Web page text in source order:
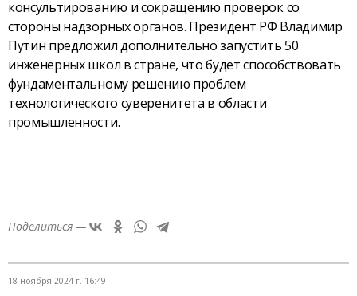
консультированию и сокращению проверок со
стороны надзорных органов. Президент РФ Владимир
Путин предложил дополнительно запустить 50
инженерных школ в стране, что будет способствовать
фундаментальному решению проблем
технологического суверенитета в области
промышленности.
Поделиться —
18 ноября 2024 г. 16:49